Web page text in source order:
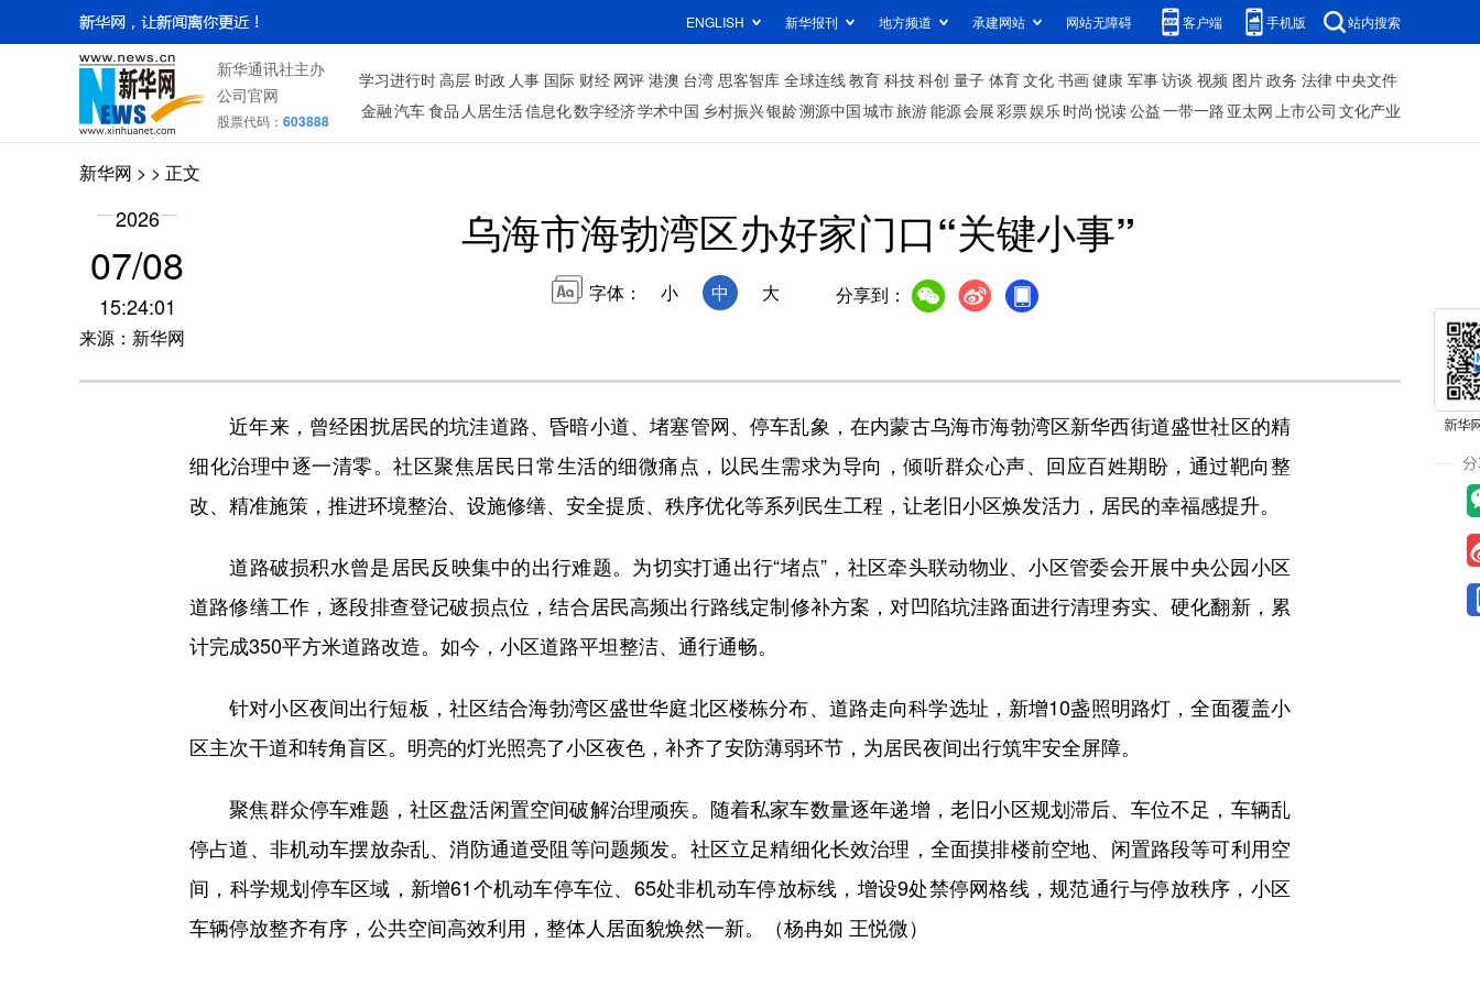
ENGLISH 新华报刊 地方频道 承建网站 网站无障碍 客户端 手机版 站内搜索
新华通讯社主办
公司官网
股票代码： 603888
学习进行时高层 时政 人事 国际 财经 网评 港澳 台湾 思客智库 全球连线教育 科技科创 量子 体育文化 书画健康 军事访谈 视频 图片政务 法律中央文件
金融汽车食品 人居生活信息化数字经济学术中国 乡村振兴银龄溯源中国城市旅游能源会展彩票娱乐时尚 悦读公益一带一路 亚太网上市公司 文化产业
新华网 > > 正文
2026
07/08
15:24:01
来源：新华网
乌海市海勃湾区办好家门口“关键小事”
字体： 小 中 大 分享到：
近年来，曾经困扰居民的坑洼道路、昏暗小道、堵塞管网、停车乱象，在内蒙古乌海市海勃湾区新华西街道盛世社区的精
细化治理中逐一清零。社区聚焦居民日常生活的细微痛点，以民生需求为导向，倾听群众心声、回应百姓期盼，通过靶向整
改、精准施策，推进环境整治、设施修缮、安全提质、秩序优化等系列民生工程，让老旧小区焕发活力，居民的幸福感提升。
道路破损积水曾是居民反映集中的出行难题。为切实打通出行“堵点”，社区牵头联动物业、小区管委会开展中央公园小区
道路修缮工作，逐段排查登记破损点位，结合居民高频出行路线定制修补方案，对凹陷坑洼路面进行清理夯实、硬化翻新，累
计完成350平方米道路改造。如今，小区道路平坦整洁、通行通畅。
针对小区夜间出行短板，社区结合海勃湾区盛世华庭北区楼栋分布、道路走向科学选址，新增10盏照明路灯，全面覆盖小
区主次干道和转角盲区。明亮的灯光照亮了小区夜色，补齐了安防薄弱环节，为居民夜间出行筑牢安全屏障。
聚焦群众停车难题，社区盘活闲置空间破解治理顽疾。随着私家车数量逐年递增，老旧小区规划滞后、车位不足，车辆乱
停占道、非机动车摆放杂乱、消防通道受阻等问题频发。社区立足精细化长效治理，全面摸排楼前空地、闲置路段等可利用空
间，科学规划停车区域，新增61个机动车停车位、65处非机动车停放标线，增设9处禁停网格线，规范通行与停放秩序，小区
车辆停放整齐有序，公共空间高效利用，整体人居面貌焕然一新。（杨冉如 王悦微）